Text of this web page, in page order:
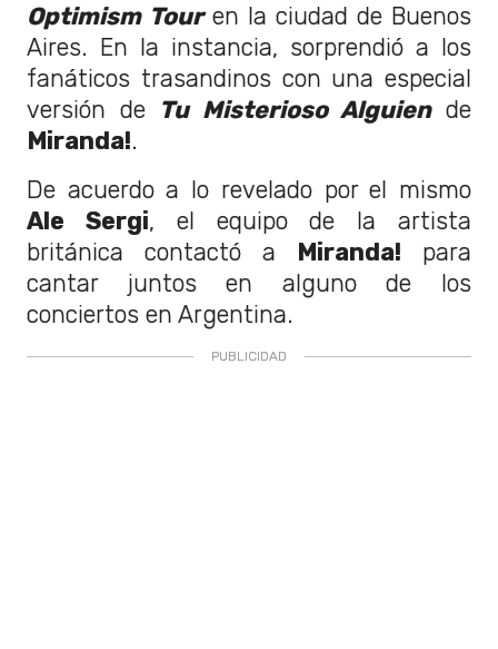
Optimism Touren la ciudad de Buenos
Aires. En la instancia, sorprendió a los
fanáticos trasandinos con una especial
versión de Tu Misterioso Alguiende
Miranda!.
De acuerdo a lo revelado por el mismo
Ale Sergi, el equipo de la artista
británica contactó a Miranda! para
cantar juntos en alguno de los
conciertos en Argentina.